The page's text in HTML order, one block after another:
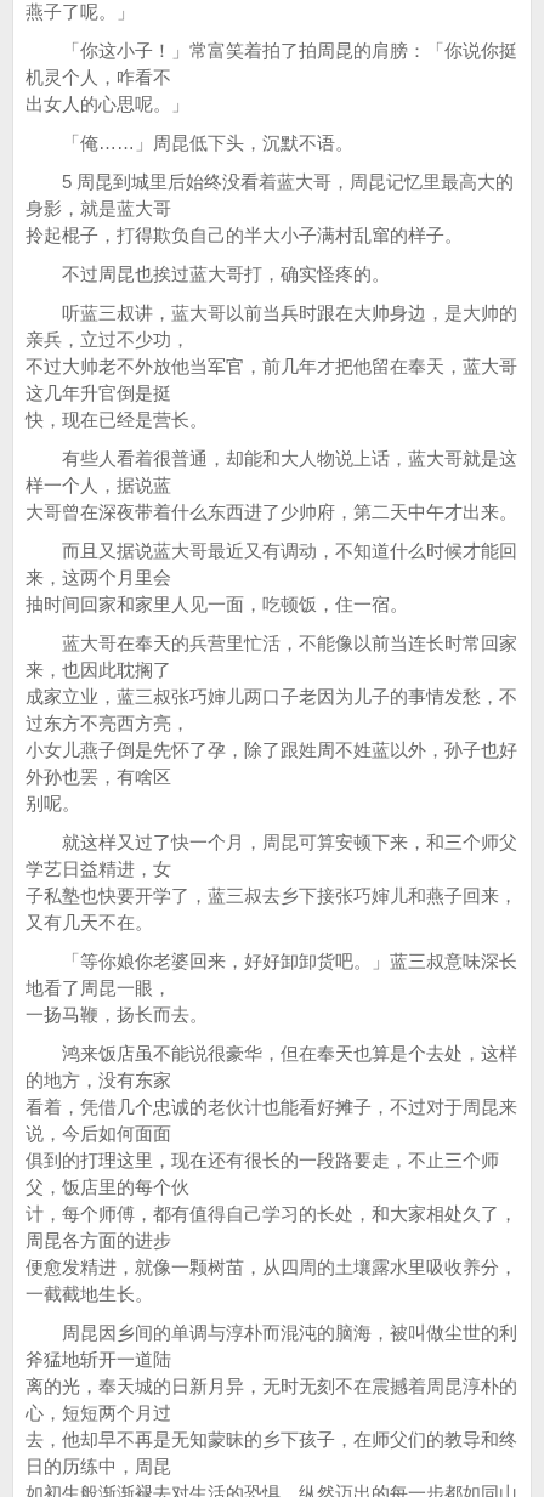
燕子了呢。」
「你这小子！」常富笑着拍了拍周昆的肩膀：「你说你挺
机灵个人，咋看不
出女人的心思呢。」
「俺……」周昆低下头，沉默不语。
5 周昆到城里后始终没看着蓝大哥，周昆记忆里最高大的
身影，就是蓝大哥
拎起棍子，打得欺负自己的半大小子满村乱窜的样子。
不过周昆也挨过蓝大哥打，确实怪疼的。
听蓝三叔讲，蓝大哥以前当兵时跟在大帅身边，是大帅的
亲兵，立过不少功，
不过大帅老不外放他当军官，前几年才把他留在奉天，蓝大哥
这几年升官倒是挺
快，现在已经是营长。
有些人看着很普通，却能和大人物说上话，蓝大哥就是这
样一个人，据说蓝
大哥曾在深夜带着什么东西进了少帅府，第二天中午才出来。
而且又据说蓝大哥最近又有调动，不知道什么时候才能回
来，这两个月里会
抽时间回家和家里人见一面，吃顿饭，住一宿。
蓝大哥在奉天的兵营里忙活，不能像以前当连长时常回家
来，也因此耽搁了
成家立业，蓝三叔张巧婶儿两口子老因为儿子的事情发愁，不
过东方不亮西方亮，
小女儿燕子倒是先怀了孕，除了跟姓周不姓蓝以外，孙子也好
外孙也罢，有啥区
别呢。
就这样又过了快一个月，周昆可算安顿下来，和三个师父
学艺日益精进，女
子私塾也快要开学了，蓝三叔去乡下接张巧婶儿和燕子回来，
又有几天不在。
「等你娘你老婆回来，好好卸卸货吧。」蓝三叔意味深长
地看了周昆一眼，
一扬马鞭，扬长而去。
鸿来饭店虽不能说很豪华，但在奉天也算是个去处，这样
的地方，没有东家
看着，凭借几个忠诚的老伙计也能看好摊子，不过对于周昆来
说，今后如何面面
俱到的打理这里，现在还有很长的一段路要走，不止三个师
父，饭店里的每个伙
计，每个师傅，都有值得自己学习的长处，和大家相处久了，
周昆各方面的进步
便愈发精进，就像一颗树苗，从四周的土壤露水里吸收养分，
一截截地生长。
周昆因乡间的单调与淳朴而混沌的脑海，被叫做尘世的利
斧猛地斩开一道陆
离的光，奉天城的日新月异，无时无刻不在震撼着周昆淳朴的
心，短短两个月过
去，他却早不再是无知蒙昧的乡下孩子，在师父们的教导和终
日的历练中，周昆
如初生般渐渐褪去对生活的恐惧，纵然迈出的每一步都如同山